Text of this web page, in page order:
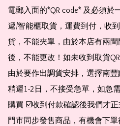
電郵入面的*QR code* 及必須於
遞/智能櫃取貨，運費到付，收
貨，不能夾單，由於本店有兩
後，不能更改！如未收到取貨
由於要作出調貨安排，選擇南
稍遲1-2日，不接受急單，如急
購買 ☑️收到付款確認後我們才
門市同步發售商品，有機會下